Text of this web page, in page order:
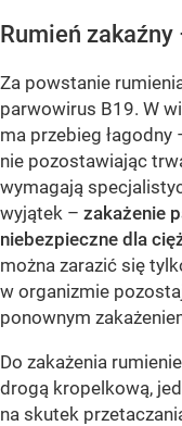
Rumień
Za powstanie
parwowirus B19. W
ma przebieg
nie pozostawiając
wymagają
wyjątek – zakażenie
niebezpieczne dla
można zarazić się
w organizmie
ponownym
Do zakażenia
drogą kropelkową,
na skutek